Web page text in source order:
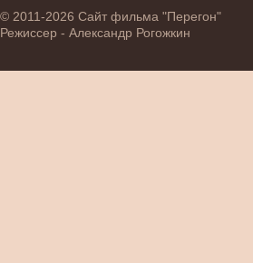
© 2011-2026 Сайт фильма "Перегон"
Режиссер - Александр Рогожкин